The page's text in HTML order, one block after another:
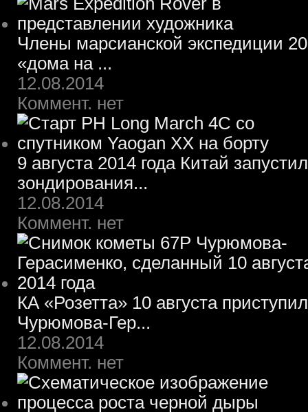
Члены марсианской экспедиции
«дома на ...
12.08.2014
Коммент. нет
9 августа 2014 года Китай
зондирования...
12.08.2014
Коммент. нет
КА «Розетта» 10 августа
Чурюмова-Гер...
12.08.2014
Коммент. нет